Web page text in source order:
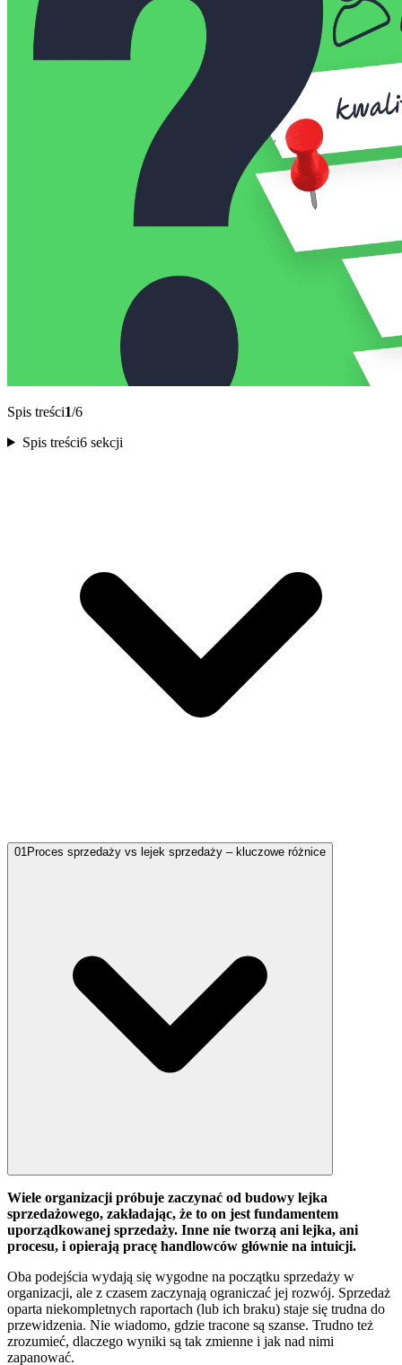
Spis treści1/6
Spis treści6 sekcji
01 Proces sprzedaży vs lejek sprzedaży – kluczowe różnice
Wiele organizacji próbuje zaczynać od budowy lejka
sprzedażowego, zakładając, że to on jest fundamentem
uporządkowanej sprzedaży. Inne nie tworzą ani lejka, ani
procesu, i opierają pracę handlowców głównie na intuicji.
Oba podejścia wydają się wygodne na początku sprzedaży w
organizacji, ale z czasem zaczynają ograniczać jej rozwój. Sprzedaż
oparta niekompletnych raportach (lub ich braku) staje się trudna do
przewidzenia. Nie wiadomo, gdzie tracone są szanse. Trudno też
zrozumieć, dlaczego wyniki są tak zmienne i jak nad nimi
zapanować.